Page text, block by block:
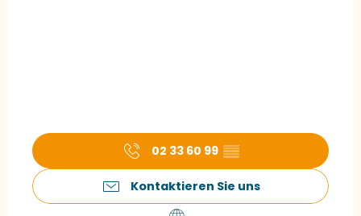
02 33 60 99 ▒▒
Kontaktieren Sie uns